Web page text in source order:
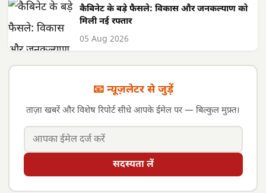
कैबिनेट के बड़े फैसले: विकास और जनकल्याण को
मिली नई रफ्तार
05 Aug 2026
📧 न्यूज़लेटर से जुड़ें
ताज़ा खबरें और विशेष रिपोर्ट सीधे आपके ईमेल पर — बिल्कुल मुफ़्त।
सदस्यता लें